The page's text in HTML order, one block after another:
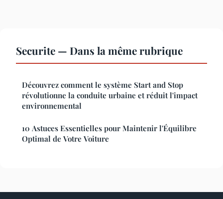
Securite — Dans la même rubrique
Découvrez comment le système Start and Stop
révolutionne la conduite urbaine et réduit l'impact
environnemental
10 Astuces Essentielles pour Maintenir l'Équilibre
Optimal de Votre Voiture